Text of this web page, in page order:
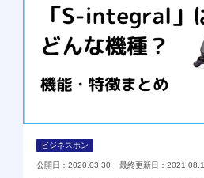
ビジネスホン
公開日：2020.03.30 最終更新日：